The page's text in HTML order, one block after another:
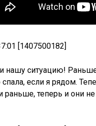
[1407500182]
ситуацию! Раньше
спала, если я рядом.
раньше, теперь и они